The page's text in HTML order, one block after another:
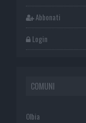
Abbonati
Login
COMUNI
Olbia